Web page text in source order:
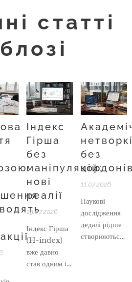
статті
Індекс
Гірша
без
маніпуляцій:
нові
реалії
19.07.2026
Індекс Гірша
(H-index)
вже давно
став одним із
без
11.07.2026
Наукові
дослідження
дедалі рідше
створюються